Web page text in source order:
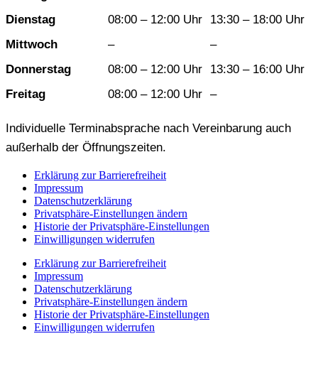
Dienstag
08:00 – 12:00 Uhr
13:30 – 18:00 Uhr
Mittwoch
–
–
Donnerstag
08:00 – 12:00 Uhr
13:30 – 16:00 Uhr
Freitag
08:00 – 12:00 Uhr –
Individuelle Terminabsprache nach Vereinbarung auch
außerhalb der Öffnungszeiten.
Erklärung zur Barrierefreiheit
Impressum
Datenschutzerklärung
Privatsphäre-Einstellungen ändern
Historie der Privatsphäre-Einstellungen
Einwilligungen widerrufen
Erklärung zur Barrierefreiheit
Impressum
Datenschutzerklärung
Privatsphäre-Einstellungen ändern
Historie der Privatsphäre-Einstellungen
Einwilligungen widerrufen